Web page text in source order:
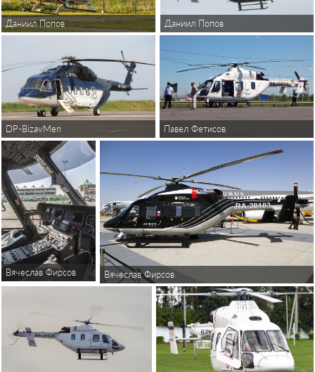
Даниил Попов Даниил Попов
DP-BizavMen Павел Фетисов
Вячеслав Фирсов Вячеслав Фирсов